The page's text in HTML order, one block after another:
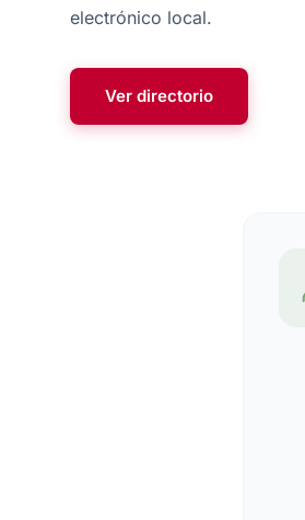
electrónico local.
Ver directorio